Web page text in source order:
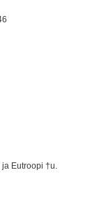
Eutroopi †u.